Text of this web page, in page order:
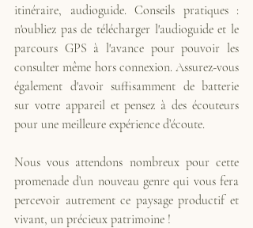
itinéraire, audioguide. Conseils pratiques :
n'oubliez pas de télécharger l'audioguide et le
parcours GPS à l'avance pour pouvoir les
consulter même hors connexion. Assurez-vous
également d'avoir suffisamment de batterie
sur votre appareil et pensez à des écouteurs
pour une meilleure expérience d’écoute.
Nous vous attendons nombreux pour cette
promenade d’un nouveau genre qui vous fera
percevoir autrement ce paysage productif et
vivant, un précieux patrimoine !